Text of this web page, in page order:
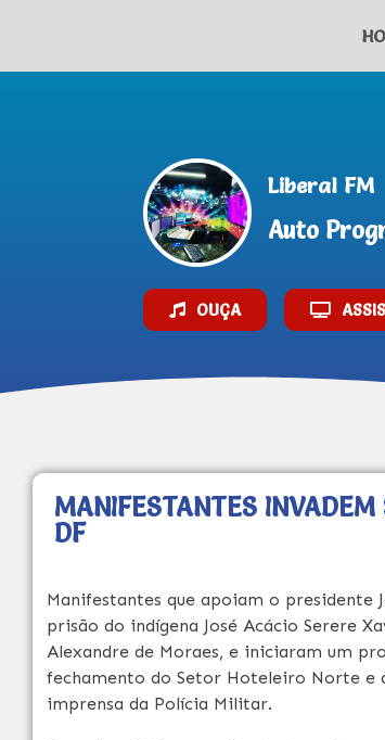
Liberal FM
Auto
OUÇA
MANIFESTANTES
DF
Manifestantes que apoiam o presidente
prisão do indígena José Acácio Serere
Alexandre de Moraes, e iniciaram um
fechamento do Setor Hoteleiro Norte e
imprensa da Polícia Militar.